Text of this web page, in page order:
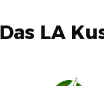
Das LA